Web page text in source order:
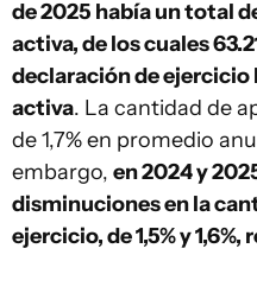
de 2025 había un total
activa, de los cuales
declaración de
activa. La cantidad de
de 1,7% en promedio
embargo, en 2024 y
disminuciones en la
ejercicio, de 1,5% y